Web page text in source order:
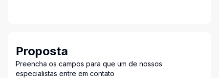
Proposta
Preencha os campos para que um de nossos
especialistas entre em contato